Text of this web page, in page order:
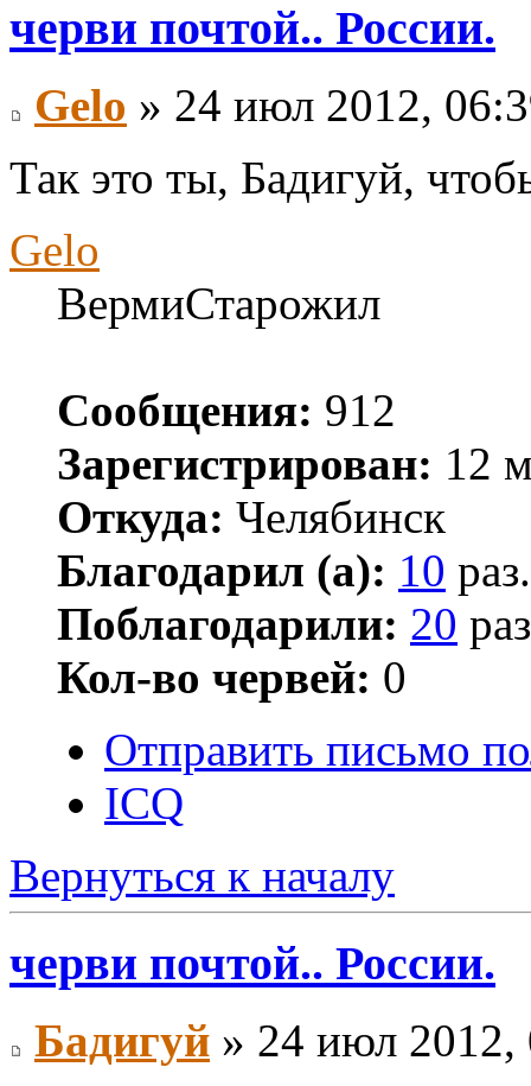
черви почтой.. России.
Gelo » 24 июл 2012,
Так это ты, Бадигуй,
Gelo
ВермиСтарожил
Сообщения: 912
Зарегистрирован: 12
Откуда: Челябинск
Благодарил (а): 10 раз.
Поблагодарили: 20
Кол-во червей: 0
Отправить письмо
ICQ
Вернуться к началу
черви почтой.. России.
Бадигуй » 24 июл 2012,